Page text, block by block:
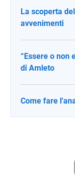
La scoperta
avvenimenti
“Essere o non
di Amleto
Come fare